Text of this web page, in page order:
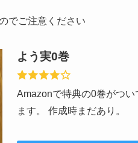
でご注意ください
よう実0巻
Amazonで特典の0巻がつ
ます。 作成時まだあり。